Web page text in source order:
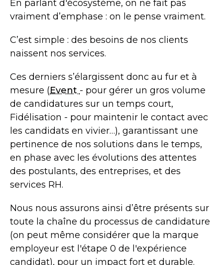
En parlant d'écosystème, on ne fait pas
vraiment d’emphase : on le pense vraiment.
C’est simple : des besoins de nos clients
naissent nos services.
Ces derniers s’élargissent donc au fur et à
mesure (Event - pour gérer un gros volume
de candidatures sur un temps court,
Fidélisation - pour maintenir le contact avec
les candidats en vivier…), garantissant une
pertinence de nos solutions dans le temps,
en phase avec les évolutions des attentes
des postulants, des entreprises, et des
services RH.
Nous nous assurons ainsi d’être présents sur
toute la chaîne du processus de candidature
(on peut même considérer que la marque
employeur est l'étape 0 de l'expérience
candidat), pour un impact fort et durable.